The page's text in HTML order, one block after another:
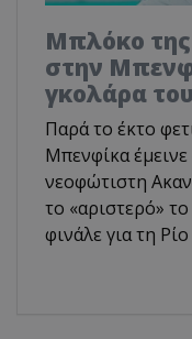
Μπλόκο
στην
γκολάρα
Παρά το έκτο
Μπενφίκα
νεοφώτιστη
το «αριστερό»
φινάλε για τη